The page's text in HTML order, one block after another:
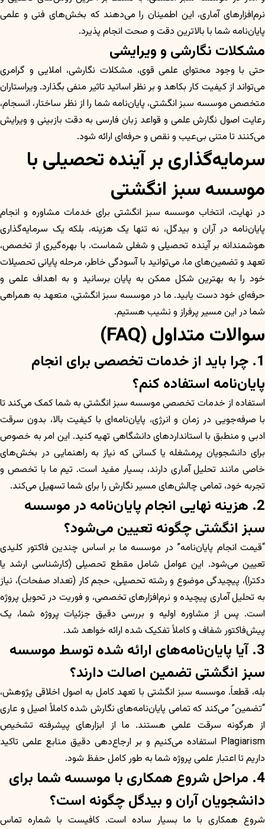
نرم‌افزارهای آماری، این اطمینان را می‌دهند که بخش‌های فنی و علمی
پایان‌نامه شما با بالاترین دقت و صحت انجام پذیرد.
مشکلات نگارشی و ویرایشی
حتی با وجود محتوای علمی قوی، مشکلات نگارشی، املایی و گرامری
می‌تواند از کیفیت کار بکاهد و بر نظر اساتید تاثیر منفی بگذارد. ویراستاران
متخصص موسسه سبز انگشتی، پایان‌نامه شما را از نظر ساختار، انسجام،
رعایت اصول نگارش علمی و قواعد زبان فارسی به دقت بازبینی و ویرایش
می‌کنند تا متنی بی‌عیب و نقص و حرفه‌ای ارائه شود.
سرمایه‌گذاری بر آینده تحصیلی با
موسسه سبز انگشتی
در نهایت، انتخاب موسسه سبز انگشتی برای خدمات مشاوره و انجام
پایان‌نامه در آران و بیدگل، نه تنها یک هزینه، بلکه یک سرمایه‌گذاری
هوشمندانه بر آینده تحصیلی و شغلی شماست. با بهره‌گیری از تخصص،
تعهد و تضمین‌های ما، می‌توانید با آسودگی خاطر، مرحله پایانی تحصیلات
خود را به بهترین شکل ممکن به پایان برسانید و به اهداف علمی و
حرفه‌ای خود دست یابید. ما در موسسه سبز انگشتی، متعهد به همراهی
شما در این مسیر پرفراز و نشیب هستیم.
سوالات متداول (FAQ)
1. چرا باید از خدمات تخصصی برای انجام
پایان‌نامه استفاده کنم؟
استفاده از خدمات تخصصی موسسه سبز انگشتی به شما کمک می‌کند تا
با صرفه‌جویی در زمان و انرژی، پایان‌نامه‌ای با کیفیت بالا، بدون سرقت
ادبی و منطبق با استانداردهای دانشگاهی تهیه کنید. این امر به خصوص
برای دانشجویان پرمشغله یا کسانی که نیاز به راهنمایی در بخش‌های
خاصی مانند تحلیل آماری دارند، بسیار مفید است. تیم ما با تخصص و
تجربه خود، تمامی چالش‌های مسیر نگارش را برای شما تسهیل می‌کند.
2. هزینه نهایی انجام پایان‌نامه در موسسه
سبز انگشتی چگونه تعیین می‌شود؟
“قیمت انجام پایان‌نامه” در موسسه ما بر اساس چندین فاکتور کلیدی
تعیین می‌شود. این عوامل شامل مقطع تحصیلی (کارشناسی ارشد یا
دکترا)، پیچیدگی موضوع و رشته تحصیلی، حجم کار (تعداد صفحات)، نیاز
به تحلیل آماری پیچیده و نرم‌افزارهای تخصصی، و فوریت در تحویل پروژه
است. پس از مشاوره اولیه و بررسی دقیق جزئیات پروژه شما، یک
پیش‌فاکتور شفاف و کاملاً تفکیک شده ارائه خواهد شد.
3. آیا پایان‌نامه‌های ارائه شده توسط موسسه
سبز انگشتی تضمین اصالت دارند؟
بله، قطعاً. موسسه سبز انگشتی با تعهد کامل به اصول اخلاقی پژوهش،
“تضمین” می‌کند که تمامی پایان‌نامه‌های نگارش شده کاملاً اصیل و عاری
از هرگونه سرقت علمی هستند. ما از ابزارهای پیشرفته تشخیص
Plagiarism استفاده می‌کنیم و بر ارجاع‌دهی دقیق منابع علمی تاکید
داریم تا اعتبار علمی پروژه شما به طور کامل حفظ شود.
4. مراحل شروع همکاری با موسسه شما برای
دانشجویان آران و بیدگل چگونه است؟
شروع همکاری با ما بسیار ساده است. کافیست با شماره تماس